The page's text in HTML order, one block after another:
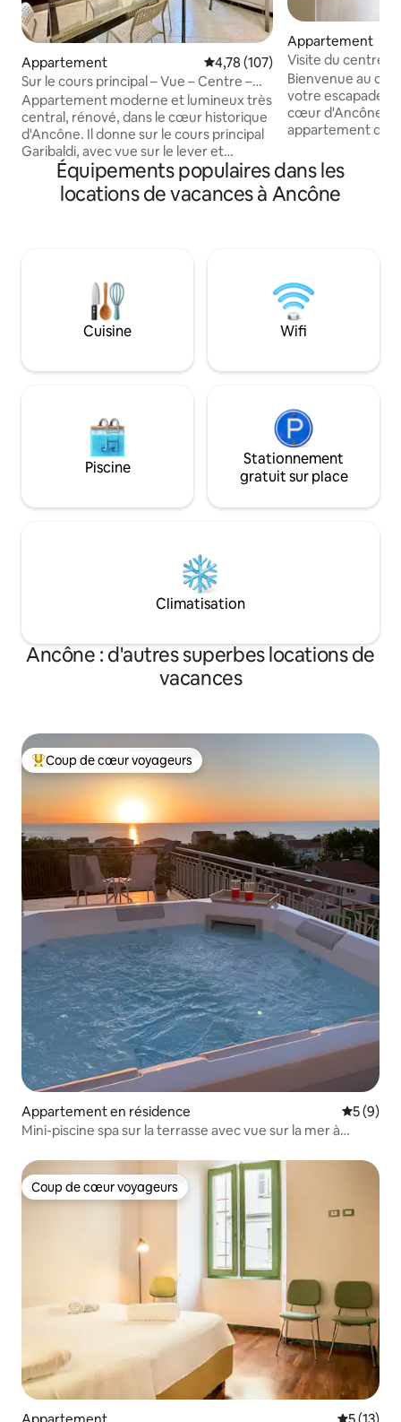
Appartement Évaluation moyenne sur la
4,78 (107)
Sur le cours principal – Vue – Centre –
Port – Plages
Appartement moderne et lumineux très
central, rénové, dans le cœur historique
d'Ancône. Il donne sur le cours principal
Garibaldi, avec vue sur le lever et
coucher de soleil à couper le souffle, en
mélangeant mer, architecture et
histoire. Composé de : Entrée avec
Nous sommes dans la zone la plus
fournie du centre avec des bars, des
restaurants, des magasins,
supermarchés, etc. À quelques minutes
Appartement
Visite du centre-
Bienvenue au
votre escapade
cœur d'Ancône !
appartement de
l'avenue et du
spacieux, une
équipée et deux
pour des
promenades en
votre séjour
dolce vita à
Équipements populaires dans les
locations de vacances à Ancône
Cuisine Wifi
Piscine
Stationnement
gratuit sur place
Climatisation
Ancône : d'autres superbes locations de
vacances
Coups de cœur voyageurs les plus appréciés
Coup de cœur voyageurs
Appartement en résidence
5 (9)
Mini-piscine spa sur la terrasse avec vue sur la mer à
Coup de cœur voyageurs
Coup de cœur voyageurs
Appartement 5 (13)